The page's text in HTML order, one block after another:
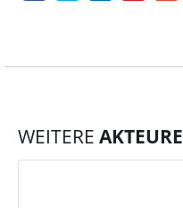
WEITERE AKTEURE